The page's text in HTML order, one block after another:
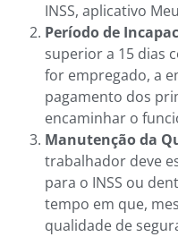
INSS, aplicativo
Período de
superior a 15 dias
for empregado, a
pagamento dos
encaminhar o
Manutenção da
trabalhador deve
para o INSS ou
tempo em que,
qualidade de